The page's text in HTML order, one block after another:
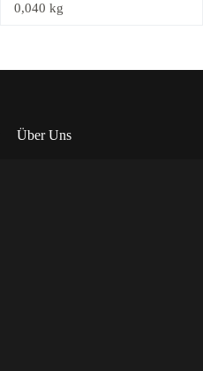
0,040 kg
Über Uns